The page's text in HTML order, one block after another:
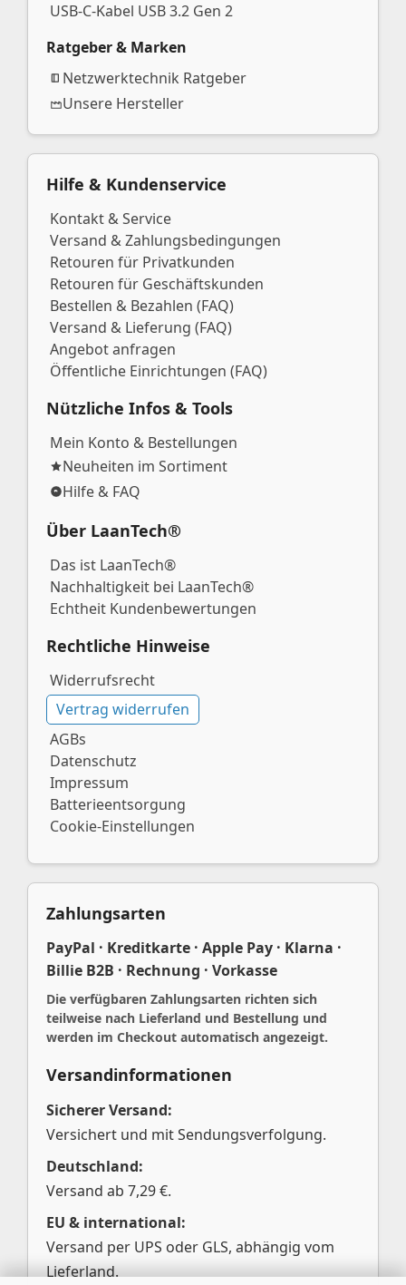
USB-C-Kabel USB 3.2 Gen 2
Ratgeber & Marken
Netzwerktechnik Ratgeber
Unsere Hersteller
Hilfe & Kundenservice
Kontakt & Service
Versand & Zahlungsbedingungen
Retouren für Privatkunden
Retouren für Geschäftskunden
Bestellen & Bezahlen (FAQ)
Versand & Lieferung (FAQ)
Angebot anfragen
Öffentliche Einrichtungen (FAQ)
Nützliche Infos & Tools
Mein Konto & Bestellungen
Neuheiten im Sortiment
Hilfe & FAQ
Über LaanTech®
Das ist LaanTech®
Nachhaltigkeit bei LaanTech®
Echtheit Kundenbewertungen
Rechtliche Hinweise
Widerrufsrecht
Vertrag widerrufen
AGBs
Datenschutz
Impressum
Batterieentsorgung
Cookie-Einstellungen
Zahlungsarten
PayPal · Kreditkarte · Apple Pay · Klarna ·
Billie B2B · Rechnung · Vorkasse
Die verfügbaren Zahlungsarten richten sich
teilweise nach Lieferland und Bestellung und
werden im Checkout automatisch angezeigt.
Versandinformationen
Sicherer Versand:
Versichert und mit Sendungsverfolgung.
Deutschland:
Versand ab 7,29 €.
EU & international:
Versand per UPS oder GLS, abhängig vom
Lieferland.